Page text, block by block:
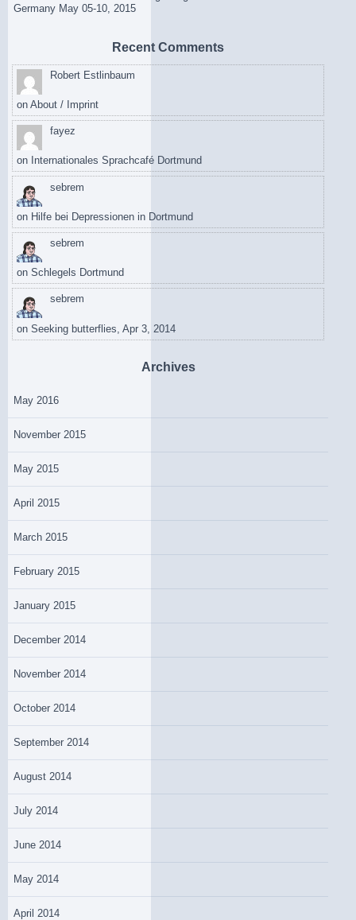
Germany May 05-10, 2015
Recent Comments
Robert Estlinbaum
on About / Imprint
fayez
on Internationales Sprachcafé Dortmund
sebrem
on Hilfe bei Depressionen in Dortmund
sebrem
on Schlegels Dortmund
sebrem
on Seeking butterflies, Apr 3, 2014
Archives
May 2016
November 2015
May 2015
April 2015
March 2015
February 2015
January 2015
December 2014
November 2014
October 2014
September 2014
August 2014
July 2014
June 2014
May 2014
April 2014